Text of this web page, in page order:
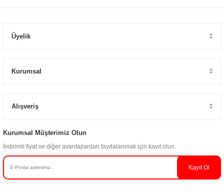
Üyelik
Kurumsal
Alışveriş
Kurumsal Müşterimiz Olun
İndirimli fiyat ve diğer avantajlardan faydalanmak için kayıt olun.
Kayıt Ol